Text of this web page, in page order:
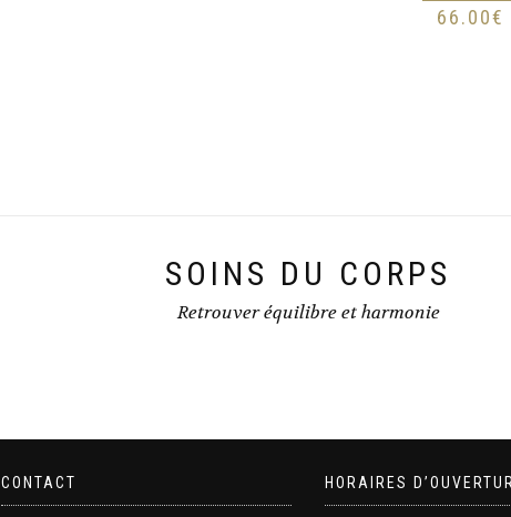
66.00€
SOINS DU CORPS
Retrouver équilibre et harmonie
CONTACT HORAIRES